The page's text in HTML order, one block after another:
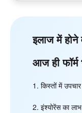
इलाज में
आज ही
किस्तों में
इंश्योरेंस का